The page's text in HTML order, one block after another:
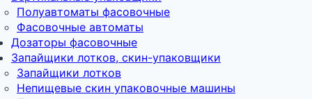
Полуавтоматы фасовочные
Фасовочные автоматы
Дозаторы фасовочные
Запайщики лотков, скин-упаковщики
Запайщики лотков
Непищевые скин упаковочные машины